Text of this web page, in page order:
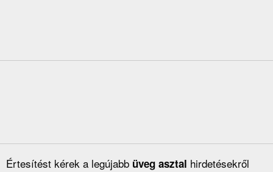
Értesítést kérek a legújabb üveg asztal hirdetésekről